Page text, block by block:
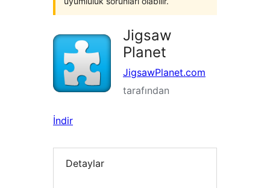
Jigsaw
Planet
JigsawPlanet.com
tarafından
İndir
Detaylar